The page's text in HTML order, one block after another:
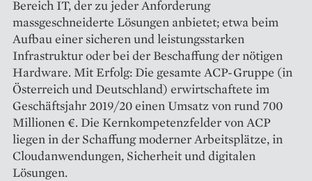
Bereich IT, der zu jeder Anforderung
massgeschneider­te Lösungen anbietet; etwa beim
Aufbau einer sicheren und leistungsstarken
Infrastruktur oder bei der Beschaffung der nötigen
Hardware. Mit Erfolg: Die gesamte ACP-Gruppe (in
Österreich und Deutschland) erwirtschaftete im
Geschäftsjahr 2019/20 einen Umsatz von rund 700
Millionen €. Die Kernkompetenzfelder von ACP
liegen in der Schaffung moderner Arbeitsplätze, in
Cloudanwendungen, Sicherheit und digitalen
Lösungen.